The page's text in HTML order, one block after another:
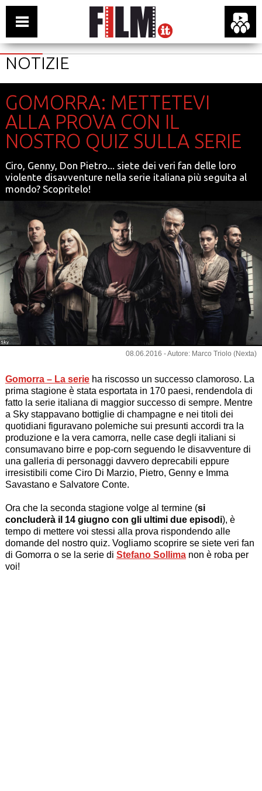
NOTIZIE
GOMORRA: METTETEVI
ALLA PROVA CON IL
NOSTRO QUIZ SULLA SERIE
Ciro, Genny, Don Pietro... siete dei veri fan delle loro
violente disavventure nella serie italiana più seguita al
mondo? Scopritelo!
Sky
08.06.2016 - Autore: Marco Triolo (Nexta)
Gomorra – La serieha riscosso un successo clamoroso. La
prima stagione è stata esportata in 170 paesi, rendendola di
fatto la serie italiana di maggior successo di sempre. Mentre
a Sky stappavano bottiglie di champagne e nei titoli dei
quotidiani figuravano polemiche sui presunti accordi tra la
produzione e la vera camorra, nelle case degli italiani si
consumavano birre e pop-corn seguendo le disavventure di
una galleria di personaggi davvero deprecabili eppure
irresistibili come Ciro Di Marzio, Pietro, Genny e Imma
Savastano e Salvatore Conte.
Ora che la seconda stagione volge al termine (si
concluderà il 14 giugno con gli ultimi due episodi), è
tempo di mettere voi stessi alla prova rispondendo alle
domande del nostro quiz. Vogliamo scoprire se siete veri fan
di Gomorra o se la serie di Stefano Sollimanon è roba per
voi!